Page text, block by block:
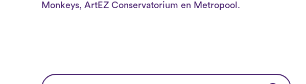
Monkeys, ArtEZ Conservatorium en Metropool.